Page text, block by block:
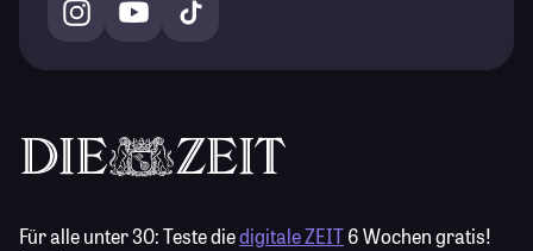
Für alle unter 30:Teste diedigitale ZEIT6 Wochen gratis!